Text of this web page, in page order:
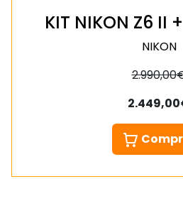
KIT NIKON Z6 II
NIKON